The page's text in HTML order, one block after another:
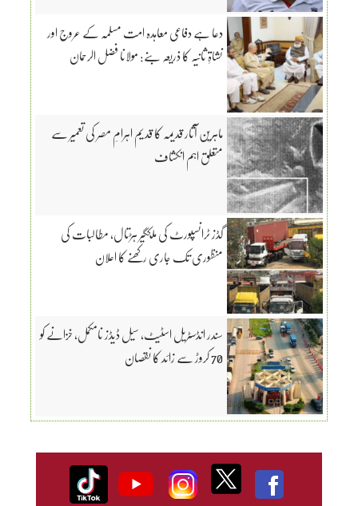
دعا ہے دفاعی معاہدہ امت مسلمہ کے عروج اور
نشاۃِ ثانیہ کا ذریعہ بنے: مولانا فضل الرحمان
ماہرین آثار قدیمہ کا قدیم اہرامِ مصر کی تعمیر سے
متعلق اہم انکشاف
گڈز ٹرانسپورٹ کی ملکگیر ہڑتال، مطالبات کی
منظوری تک جاری رکھنے کا اعلان
سندر انڈسٹریل اسٹیٹ، سیل ڈیڈز نامکمل، خزانے کو
70 کروڑ سے زائد کا نقصان